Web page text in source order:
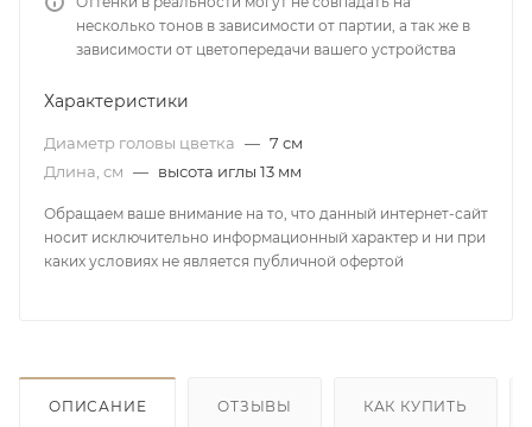
несколько тонов в зависимости от партии, а так же в
зависимости от цветопередачи вашего устройства
Характеристики
Диаметр головы цветка — 7 см
Длина, см — высота иглы 13 мм
Обращаем ваше внимание на то, что данный интернет-сайт
носит исключительно информационный характер и ни при
каких условиях не является публичной офертой
ОПИСАНИЕ ОТЗЫВЫ КАК КУПИТЬ